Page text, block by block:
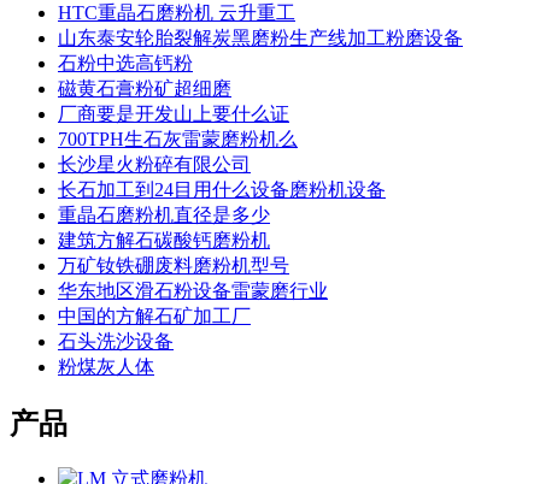
HTC重晶石磨粉机 云升重工
山东泰安轮胎裂解炭黑磨粉生产线加工粉磨设备
石粉中选高钙粉
磁黄石膏粉矿超细磨
厂商要是开发山上要什么证
700TPH生石灰雷蒙磨粉机么
长沙星火粉碎有限公司
长石加工到24目用什么设备磨粉机设备
重晶石磨粉机直径是多少
建筑方解石碳酸钙磨粉机
万矿钕铁硼废料磨粉机型号
华东地区滑石粉设备雷蒙磨行业
中国的方解石矿加工厂
石头洗沙设备
粉煤灰人体
产品